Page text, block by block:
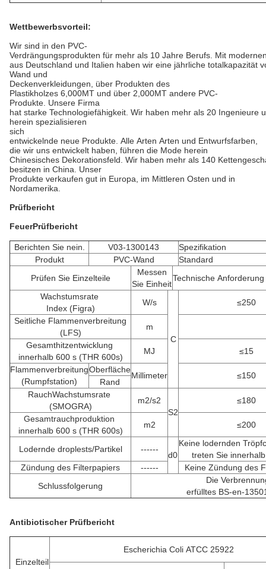
Wettbewerbsvorteil:
Wir sind in den PVC-
Verdrängungsprodukten für mehr als 10 Jahre Berufs. Mit
aus Deutschland und Italien haben wir eine jährliche totalkapazität
Wand und
Deckenverkleidungen, über Produkten des
Plastikholzes 6,000MT und über 2,000MT andere PVC-
Produkte. Unsere Firma
hat starke Technologiefähigkeit. Wir haben mehr als 20 Ingenieure
herein spezialisieren
sich
entwickelnde neue Produkte. Alle Arten Arten und Entwurfsfarben,
die wir uns entwickelt haben, führen die Mode herein
Chinesisches Dekorationsfeld. Wir haben mehr als 140
besitzen in China. Unser
Produkte verkaufen gut in Europa, im Mittleren Osten und in
Nordamerika.
Prüfbericht
FeuerPrüfbericht
Berichten Sie nein. V03-1300143
Spezifikation
Produkt
PVC-Wand
Standard
Prüfen Sie Einzelteile
Messen
Sie Einheit
Technische Anforderung
Wachstumsrate
Index(Figra)
W/s
C
≤250
Seitliche Flammenverbreitung
(LFS)
m
Gesamthitzentwicklung
innerhalb600 s (THR 600s)
MJ
≤15
Flammenverbreitung
(Rumpfstation)
Oberfläche
Millimeter ≤150
Rand
RauchWachstumsrate
(SMOGRA)
m2/s2
S2
≤180
Gesamtrauchproduktion
innerhalb600 s (THR 600s)
m2 ≤200
Lodernde droplests/Partikel ------
d0
Keine lodernden
treten Sie
Zündung des Filterpapiers
------
Keine Zündung des
Schlussfolgerung
Die
erfülltes BS-en-
Antibiotischer Prüfbericht
Einzelteil
Escherichia Coli ATCC 25922